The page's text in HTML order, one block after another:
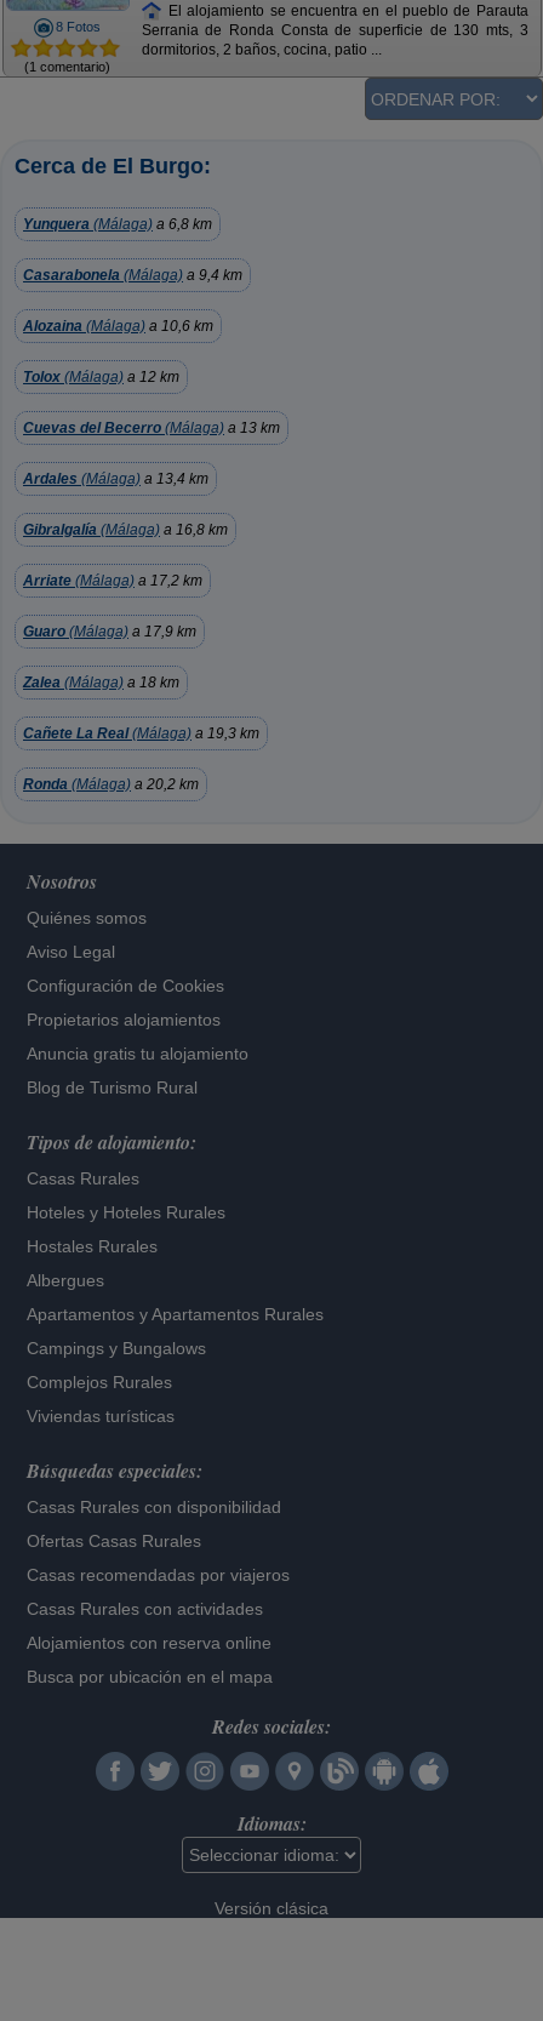
8 Fotos
(1 comentario)
El alojamiento se encuentra en el pueblo de Parauta
Serrania de Ronda Consta de superficie de 130 mts, 3
dormitorios, 2 baños, cocina, patio ...
Cerca de El Burgo:
Yunquera (Málaga) a 6,8 km
Casarabonela (Málaga) a 9,4 km
Alozaina (Málaga) a 10,6 km
Tolox (Málaga) a 12 km
Cuevas del Becerro (Málaga) a 13 km
Ardales (Málaga) a 13,4 km
Gibralgalía (Málaga) a 16,8 km
Arriate (Málaga) a 17,2 km
Guaro (Málaga) a 17,9 km
Zalea (Málaga) a 18 km
Cañete La Real(Málaga) a 19,3 km
Ronda (Málaga) a 20,2 km
Nosotros
Quiénes somos
Aviso Legal
Configuración de Cookies
Propietarios alojamientos
Anuncia gratis tu alojamiento
Blog de Turismo Rural
Tipos de alojamiento:
Casas Rurales
Hoteles y Hoteles Rurales
Hostales Rurales
Albergues
Apartamentos yApartamentos Rurales
Campings y Bungalows
Complejos Rurales
Viviendas turísticas
Búsquedas especiales:
Casas Rurales con disponibilidad
Ofertas Casas Rurales
Casas recomendadas por viajeros
Casas Rurales con actividades
Alojamientos con reserva online
Busca por ubicación en el mapa
Redes sociales:
Idiomas:
Versión clásica